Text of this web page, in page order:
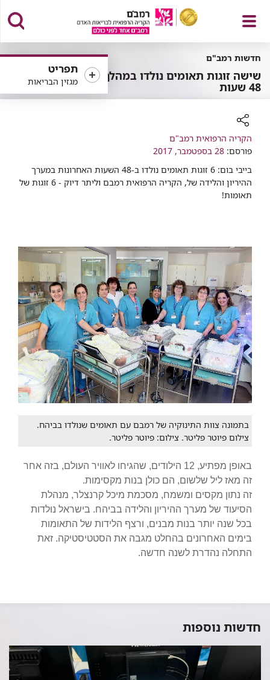
פתח
תפריט
תפריט
מגזין הבריאות
חדשות רמב"ם
שישה זוגות תאומים נולדו במהלך
48 שעות
רכיב
שיתוף
הקריה הרפואית רמב"ם
פורסם: 28 בספטמבר, 2017
​בייבי בום: 6 זוגות תאומים נולדו ב-48 השעות האחרונות במערך
ההיריון והלידה של, הקריה הרפואית רמבם וליתר דיוק - 6 זוגות של
תאומות! ​
בתמונה צוות התינוקיה של רמבם עם תאומים שנולדו בביהח.
צילום פיוטר פליטר. צילום: פיוטר פליטר.
באופן מפתיע, 12 הילודים, שהגיחו לאוויר העולם, בזה אחר
זה מאז ליל שלשום, הם כולן בנות מקסימות.
זה נתון מקסים ומשמח, מסכמת מיכל קרנצלר, מנהלת
הסיעוד של מערך ההיריון והלידה בביהח. בישראל נולדות
בכל שנה יותר בנות מבנים, ורצף הלידות של התאומות
בימים האחרונים בהחלט מגבה את הסטטיסטיקה. זאת
התחלה נהדרת לשנה חדשה.
חדשות נוספות